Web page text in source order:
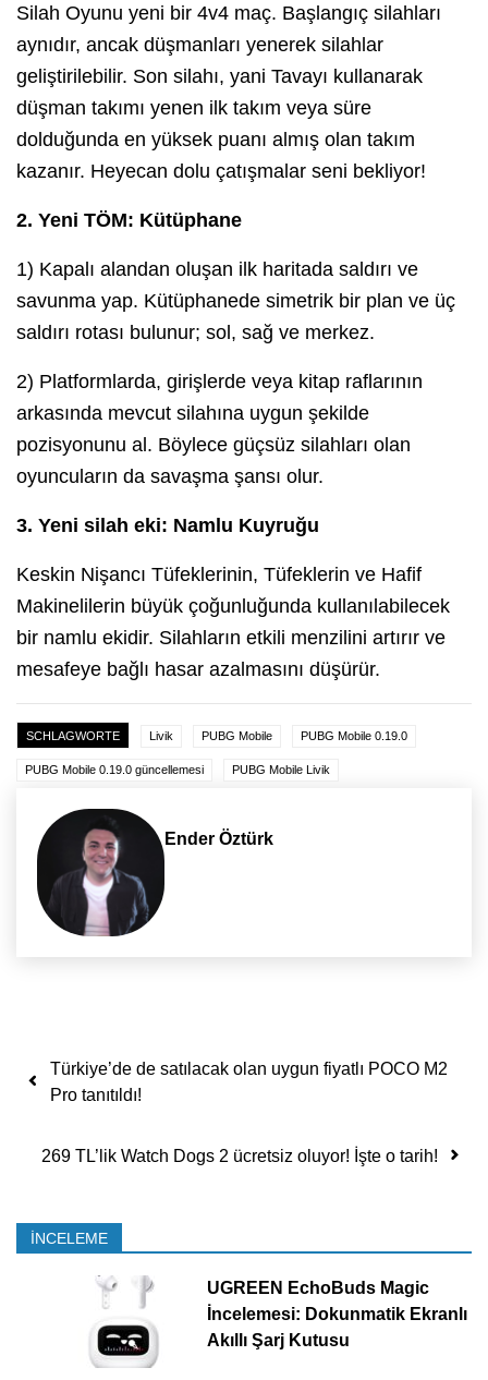
Silah Oyunu yeni bir 4v4 maç. Başlangıç silahları
aynıdır, ancak düşmanları yenerek silahlar
geliştirilebilir. Son silahı, yani Tavayı kullanarak
düşman takımı yenen ilk takım veya süre
dolduğunda en yüksek puanı almış olan takım
kazanır. Heyecan dolu çatışmalar seni bekliyor!
2. Yeni TÖM: Kütüphane
1) Kapalı alandan oluşan ilk haritada saldırı ve
savunma yap. Kütüphanede simetrik bir plan ve üç
saldırı rotası bulunur; sol, sağ ve merkez.
2) Platformlarda, girişlerde veya kitap raflarının
arkasında mevcut silahına uygun şekilde
pozisyonunu al. Böylece güçsüz silahları olan
oyuncuların da savaşma şansı olur.
3. Yeni silah eki: Namlu Kuyruğu
Keskin Nişancı Tüfeklerinin, Tüfeklerin ve Hafif
Makinelilerin büyük çoğunluğunda kullanılabilecek
bir namlu ekidir. Silahların etkili menzilini artırır ve
mesafeye bağlı hasar azalmasını düşürür.
SCHLAGWORTE Livik PUBG Mobile PUBG Mobile 0.19.0
PUBG Mobile 0.19.0 güncellemesi PUBG Mobile Livik
Ender Öztürk
Yazı dolaşımı
Türkiye’de de satılacak olan uygun fiyatlı POCO M2
Pro tanıtıldı!
269 TL’lik Watch Dogs 2 ücretsiz oluyor! İşte o tarih!
İNCELEME
UGREEN EchoBuds Magic
İncelemesi: Dokunmatik Ekranlı
Akıllı Şarj Kutusu